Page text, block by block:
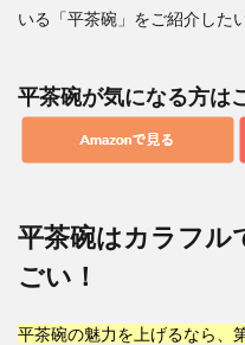
いる「平茶碗」をご紹介した
平茶碗が気になる方は
平茶碗はカラフル
ごい！
平茶碗の魅力を上げるなら、